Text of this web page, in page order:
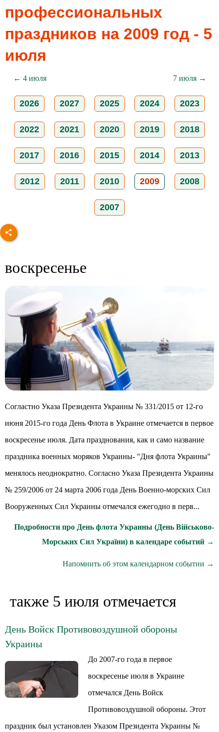
профессиональных
праздников на 2009 год - 5
июля
← 4 июля 7 июля →
2026 2027 2025 2024 2023
2022 2021 2020 2019 2018
2017 2016 2015 2014 2013
2012 2011 2010 2009 2008
2007
воскресенье
Согластно Указа Президента Украины № 331/2015 от 12-го
июня 2015-го года День Флота в Украине отмечается в первое
воскресенье июля. Дата празднования, как и само название
праздника военных моряков Украины- "Дня флота Украины"
менялось неоднократно. Согласно Указа Президента Украины
№ 259/2006 от 24 марта 2006 года День Военно-морских Сил
Вооруженных Сил Украины отмечался ежегодно в перв...
Подробности про День флота Украины (День Військово-
Морських Сил України) в календаре событий →
Напомнить об этом календарном событии →
также 5 июля отмечается
День Войск Противовоздушной обороны
Украины
До 2007-го года в первое
воскресенье июля в Украине
отмечался День Войск
Противовоздушной обороны. Этот
праздник был установлен Указом Президента Украины №